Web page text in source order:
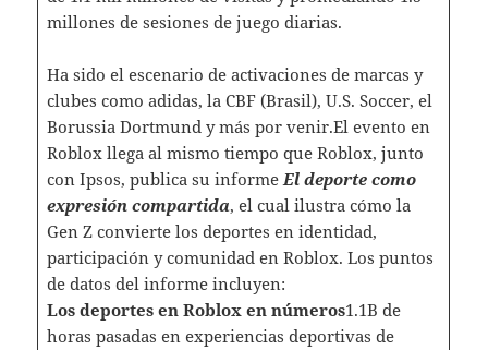
millones de sesiones de juego diarias.
Ha sido el escenario de activaciones de marcas y
clubes como adidas, la CBF (Brasil), U.S. Soccer, el
Borussia Dortmund y más por venir.El evento en
Roblox llega al mismo tiempo que Roblox, junto
con Ipsos, publica su informeEl deporte como
expresión compartida, el cual ilustra cómo la
Gen Z convierte los deportes en identidad,
participación y comunidad en Roblox. Los puntos
de datos del informe incluyen:
Los deportes en Roblox en números1.1B de
horas pasadas en experiencias deportivas de